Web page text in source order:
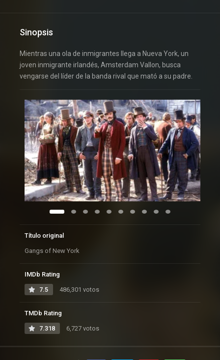
Sinopsis
Mientras una ola de inmigrantes llega a Nueva York, un
joven inmigrante irlandés, Amsterdam Vallon, busca
vengarse del líder de la banda rival que mató a su padre.
Título original
Gangs of New York
IMDb Rating
7.5 486,301 votos
TMDb Rating
7.318 6,727 votos